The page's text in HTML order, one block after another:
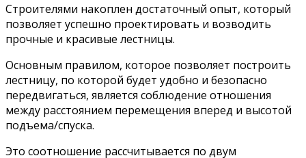
Строителями накоплен достаточный опыт, который
позволяет успешно проектировать и возводить
прочные и красивые лестницы.
Основным правилом, которое позволяет построить
лестницу, по которой будет удобно и безопасно
передвигаться, является соблюдение отношения
между расстоянием перемещения вперед и высотой
подъема/спуска.
Это соотношение рассчитывается по двум